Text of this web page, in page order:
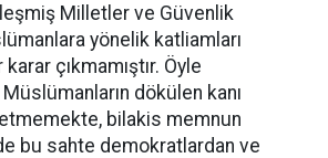
Milletler ve Güvenlik
yönelik katliamları
çıkmamıştır. Öyle
Müslümanların dökülen kanı
etmemekte, bilakis memnun
bu sahte demokratlardan ve